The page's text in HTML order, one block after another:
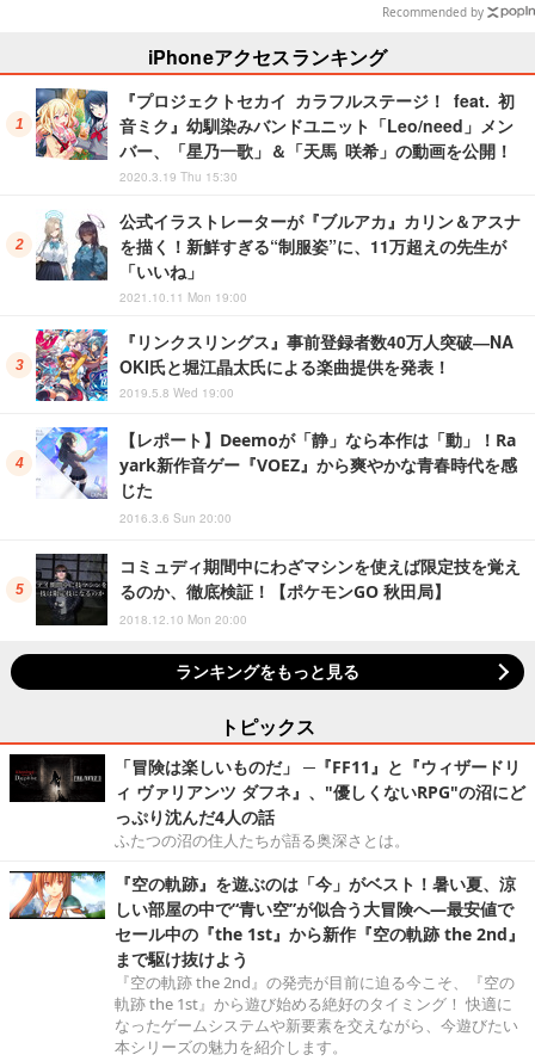
Recommended by
iPhoneアクセスランキング
『プロジェクトセカイ カラフルステージ！ feat. 初
音ミク』幼馴染みバンドユニット「Leo/need」メン
バー、「星乃一歌」＆「天馬 咲希」の動画を公開！
2020.3.19 Thu 15:30
公式イラストレーターが『ブルアカ』カリン＆アスナ
を描く！新鮮すぎる“制服姿”に、11万超えの先生が
「いいね」
2021.10.11 Mon 19:00
『リンクスリングス』事前登録者数40万人突破―NA
OKI氏と堀江晶太氏による楽曲提供を発表！
2019.5.8 Wed 19:00
【レポート】Deemoが「静」なら本作は「動」！Ra
yark新作音ゲー『VOEZ』から爽やかな青春時代を感
じた
2016.3.6 Sun 20:00
コミュディ期間中にわざマシンを使えば限定技を覚え
るのか、徹底検証！【ポケモンGO 秋田局】
2018.12.10 Mon 20:00
ランキングをもっと見る
トピックス
「冒険は楽しいものだ」 ─『FF11』と『ウィザードリ
ィ ヴァリアンツ ダフネ』、"優しくないRPG"の沼にど
っぷり沈んだ4人の話
ふたつの沼の住人たちが語る奥深さとは。
『空の軌跡』を遊ぶのは「今」がベスト！暑い夏、涼
しい部屋の中で“青い空”が似合う大冒険へ―最安値で
セール中の『the 1st』から新作『空の軌跡 the 2nd』
まで駆け抜けよう
『空の軌跡 the 2nd』の発売が目前に迫る今こそ、『空の
軌跡 the 1st』から遊び始める絶好のタイミング！ 快適に
なったゲームシステムや新要素を交えながら、今遊びたい
本シリーズの魅力を紹介します。